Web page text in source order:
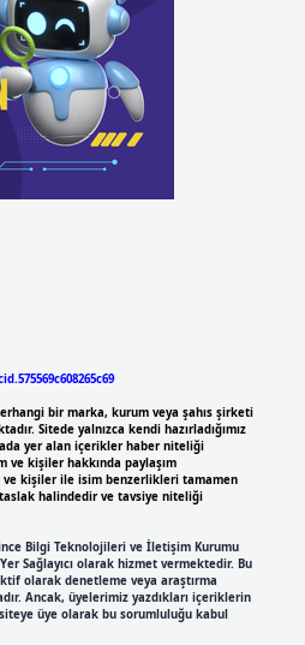
bir marka, kurum veya şahıs şirketi
Sitede yalnızca kendi hazırladığımız
yer alan içerikler haber niteliği
ve kişiler hakkında paylaşım
ve kişiler ile isim benzerlikleri tamamen
halindedir ve tavsiye niteliği
Bilgi Teknolojileri ve İletişim Kurumu
Sağlayıcı olarak hizmet vermektedir. Bu
olarak denetleme veya araştırma
Ancak, üyelerimiz yazdıkları içeriklerin
üye olarak bu sorumluluğu kabul